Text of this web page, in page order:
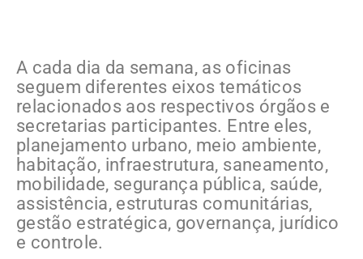
A cada dia da semana, as oficinas
seguem diferentes eixos temáticos
relacionados aos respectivos órgãos e
secretarias participantes. Entre eles,
planejamento urbano, meio ambiente,
habitação, infraestrutura, saneamento,
mobilidade, segurança pública, saúde,
assistência, estruturas comunitárias,
gestão estratégica, governança, jurídico
e controle.